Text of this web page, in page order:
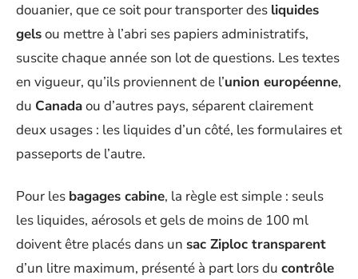
douanier, que ce soit pour transporter des liquides
gelsou mettre à l’abri ses papiers administratifs,
suscite chaque année son lot de questions. Les textes
en vigueur, qu’ils proviennent de l’union européenne,
du Canadaou d’autres pays, séparent clairement
deux usages : les liquides d’un côté, les formulaires et
passeports de l’autre.
Pour les bagages cabine, la règle est simple : seuls
les liquides, aérosols et gels de moins de 100 ml
doivent être placés dans un sac Ziploc transparent
d’un litre maximum, présenté à part lors du contrôle